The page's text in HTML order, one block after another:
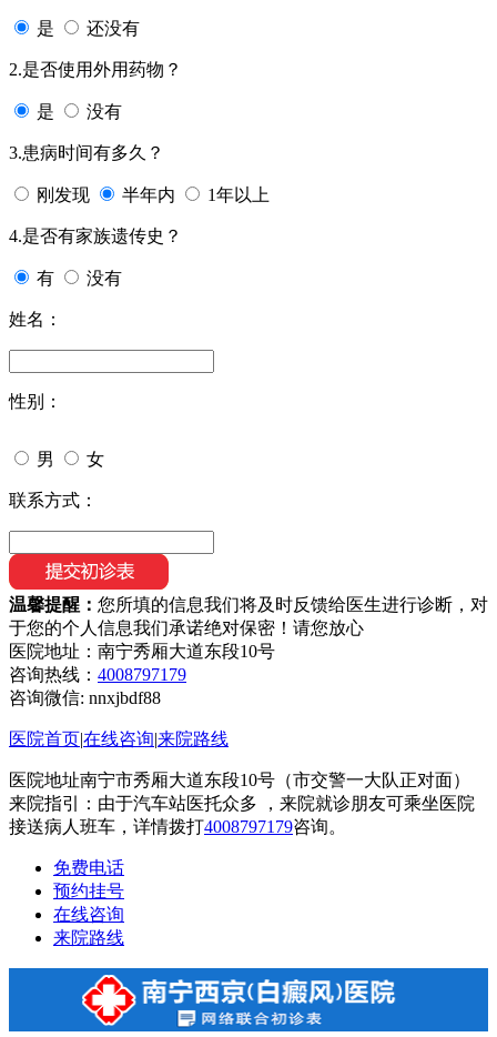
是 还没有
2.是否使用外用药物？
是 没有
3.患病时间有多久？
刚发现 半年内 1年以上
4.是否有家族遗传史？
有 没有
姓名：
性别：
男 女
联系方式：
温馨提醒： 您所填的信息我们将及时反馈给医生进行诊断，对
于您的个人信息我们承诺绝对保密！请您放心
医院地址：南宁秀厢大道东段10号
咨询热线： 4008797179
咨询微信: nnxjbdf88
医院首页|在线咨询|来院路线
医院地址南宁市秀厢大道东段10号（市交警一大队正对面）
来院指引：由于汽车站医托众多 ，来院就诊朋友可乘坐医院
接送病人班车，详情拨打4008797179咨询。
免费电话
预约挂号
在线咨询
来院路线